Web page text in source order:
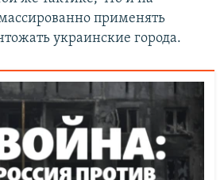
применять
украинские города.